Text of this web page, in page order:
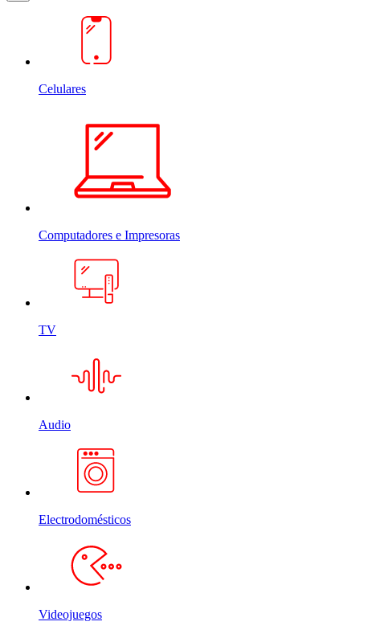
Celulares
Computadores e Impresoras
TV
Audio
Electrodomésticos
Videojuegos